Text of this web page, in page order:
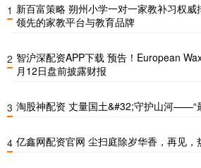
1 新百富策略 朔州小学一对一家教补习权
领先的家教平台与教育品牌
2 智沪深配资APP下载 预告！European
月12日盘前披露财报
3 淘股神配资 丈量国土&#32;守护山河——“
4 亿鑫网配资官网 尘扫庭除岁华香，再见